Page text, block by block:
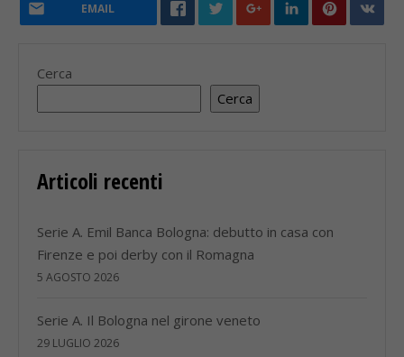
EMAIL
Cerca
Cerca
Articoli recenti
Serie A. Emil Banca Bologna: debutto in casa con
Firenze e poi derby con il Romagna
5 AGOSTO 2026
Serie A. Il Bologna nel girone veneto
29 LUGLIO 2026